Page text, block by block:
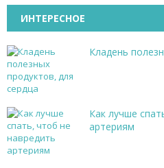
ИНТЕРЕСНОЕ
Кладень
Как лучше
артериям